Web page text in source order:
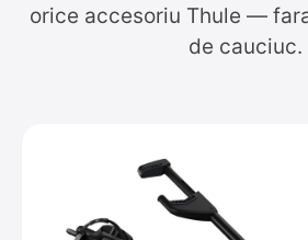
orice accesoriu Thule —
de cauciuc.